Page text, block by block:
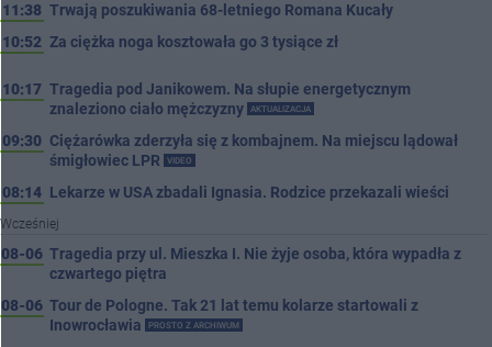
11:38 Trwają poszukiwania 68-letniego Romana Kucały
10:52 Za ciężka noga kosztowała go 3 tysiące zł
10:17 Tragedia pod Janikowem. Na słupie energetycznym
znaleziono ciało mężczyzny
AKTUALIZACJA
09:30 Ciężarówka zderzyła się z kombajnem. Na miejscu lądował
śmigłowiec LPR
VIDEO
08:14 Lekarze w USA zbadali Ignasia. Rodzice przekazali wieści
Wcześniej
08-06 Tragedia przy ul. Mieszka I. Nie żyje osoba, która wypadła z
czwartego piętra
08-06 Tour de Pologne. Tak 21 lat temu kolarze startowali z
Inowrocławia
PROSTO Z ARCHIWUM